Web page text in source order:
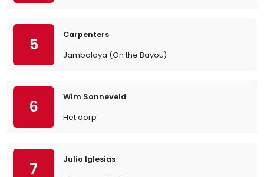
5
Carpenters
Jambalaya (On the Bayou)
6
Wim Sonneveld
Het dorp
7
Julio Iglesias